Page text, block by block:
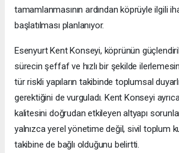
tamamlanmasının ardından köprüyle ilgili
başlatılması planlanıyor.
Esenyurt Kent Konseyi, köprünün
sürecin şeffaf ve hızlı bir şekilde
tür riskli yapıların takibinde toplumsal
gerektiğini de vurguladı. Kent Konseyi
kalitesini doğrudan etkileyen altyapı
yalnızca yerel yönetime değil, sivil toplum
takibine de bağlı olduğunu belirtti.